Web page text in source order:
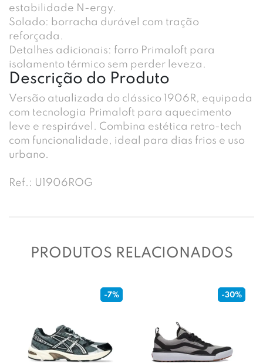
estabilidade N-ergy.
Solado: borracha durável com tração
reforçada.
Detalhes adicionais: forro Primaloft para
isolamento térmico sem perder leveza.
Descrição do Produto
Versão atualizada do clássico 1906R, equipada
com tecnologia Primaloft para aquecimento
leve e respirável. Combina estética retro-tech
com funcionalidade, ideal para dias frios e uso
urbano.
Ref.: U1906ROG
PRODUTOS RELACIONADOS
-7% -30%